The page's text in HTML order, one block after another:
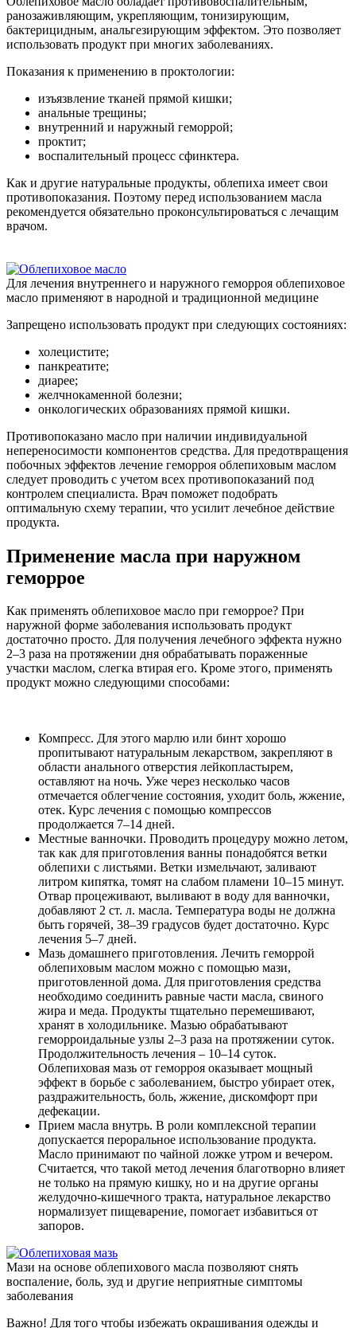
ранозаживляющим, укрепляющим, тонизирующим,
бактерицидным, анальгезирующим эффектом. Это позволяет
использовать продукт при многих заболеваниях.
Показания к применению в проктологии:
изъязвление тканей прямой кишки;
анальные трещины;
внутренний и наружный геморрой;
проктит;
воспалительный процесс сфинктера.
Как и другие натуральные продукты, облепиха имеет свои
противопоказания. Поэтому перед использованием масла
рекомендуется обязательно проконсультироваться с лечащим
врачом.
Для лечения внутреннего и наружного геморроя облепиховое
масло применяют в народной и традиционной медицине
Запрещено использовать продукт при следующих состояниях:
холецистите;
панкреатите;
диарее;
желчнокаменной болезни;
онкологических образованиях прямой кишки.
Противопоказано масло при наличии индивидуальной
непереносимости компонентов средства. Для предотвращения
побочных эффектов лечение геморроя облепиховым маслом
следует проводить с учетом всех противопоказаний под
контролем специалиста. Врач поможет подобрать
оптимальную схему терапии, что усилит лечебное действие
продукта.
Применение масла при наружном
геморрое
Как применять облепиховое масло при геморрое? При
наружной форме заболевания использовать продукт
достаточно просто. Для получения лечебного эффекта нужно
2–3 раза на протяжении дня обрабатывать пораженные
участки маслом, слегка втирая его. Кроме этого, применять
продукт можно следующими способами:
Компресс. Для этого марлю или бинт хорошо
пропитывают натуральным лекарством, закрепляют в
области анального отверстия лейкопластырем,
оставляют на ночь. Уже через несколько часов
отмечается облегчение состояния, уходит боль, жжение,
отек. Курс лечения с помощью компрессов
продолжается 7–14 дней.
Местные ванночки. Проводить процедуру можно летом,
так как для приготовления ванны понадобятся ветки
облепихи с листьями. Ветки измельчают, заливают
литром кипятка, томят на слабом пламени 10–15 минут.
Отвар процеживают, выливают в воду для ванночки,
добавляют 2 ст. л. масла. Температура воды не должна
быть горячей, 38–39 градусов будет достаточно. Курс
лечения 5–7 дней.
Мазь домашнего приготовления. Лечить геморрой
облепиховым маслом можно с помощью мази,
приготовленной дома. Для приготовления средства
необходимо соединить равные части масла, свиного
жира и меда. Продукты тщательно перемешивают,
хранят в холодильнике. Мазью обрабатывают
геморроидальные узлы 2–3 раза на протяжении суток.
Продолжительность лечения – 10–14 суток.
Облепиховая мазь от геморроя оказывает мощный
эффект в борьбе с заболеванием, быстро убирает отек,
раздражительность, боль, жжение, дискомфорт при
дефекации.
Прием масла внутрь. В роли комплексной терапии
допускается пероральное использование продукта.
Масло принимают по чайной ложке утром и вечером.
Считается, что такой метод лечения благотворно влияет
не только на прямую кишку, но и на другие органы
желудочно-кишечного тракта, натуральное лекарство
нормализует пищеварение, помогает избавиться от
запоров.
Мази на основе облепихового масла позволяют снять
воспаление, боль, зуд и другие неприятные симптомы
заболевания
Важно! Для того чтобы избежать окрашивания одежды и